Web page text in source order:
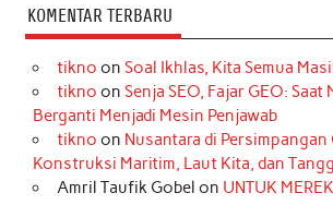
KOMENTAR TERBARU
tikno on Soal Ikhlas, Kita Semua
tikno on Senja SEO, Fajar GEO: Saat
Berganti Menjadi Mesin Penjawab
tikno on Nusantara di Persimpangan
Konstruksi Maritim, Laut Kita, dan
Amril Taufik Gobel on UNTUK